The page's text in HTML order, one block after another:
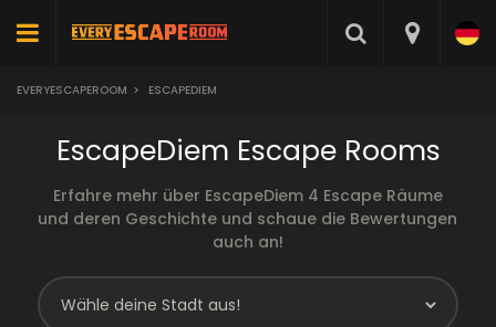
EVERYESCAPEROOM > ESCAPEDIEM
EscapeDiem Escape Rooms
Erfahre mehr über EscapeDiem 4 Escape Räume
und deren Geschichte und schaue die Bewertungen
auch an!